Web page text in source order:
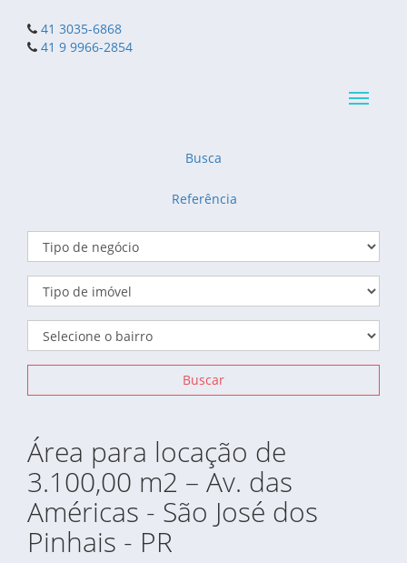
41 3035-6868
41 9 9966-2854
Busca
Referência
Buscar
Área para locação de
3.100,00 m2 – Av. das
Américas - São José dos
Pinhais - PR